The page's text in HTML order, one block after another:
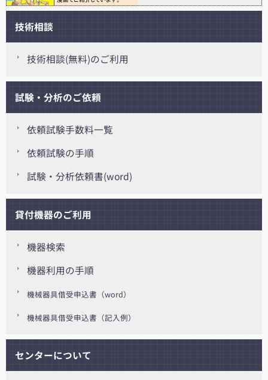
技術相談
技術相談(無料)のご利用
試験・分析のご依頼
依頼試験手数料一覧
依頼試験の手順
試験・分析依頼書(word)
貸付機器のご利用
機器検索
機器利用の手順
機械器具借受申込書（word）
機械器具借受申込書（記入例）
センターについて